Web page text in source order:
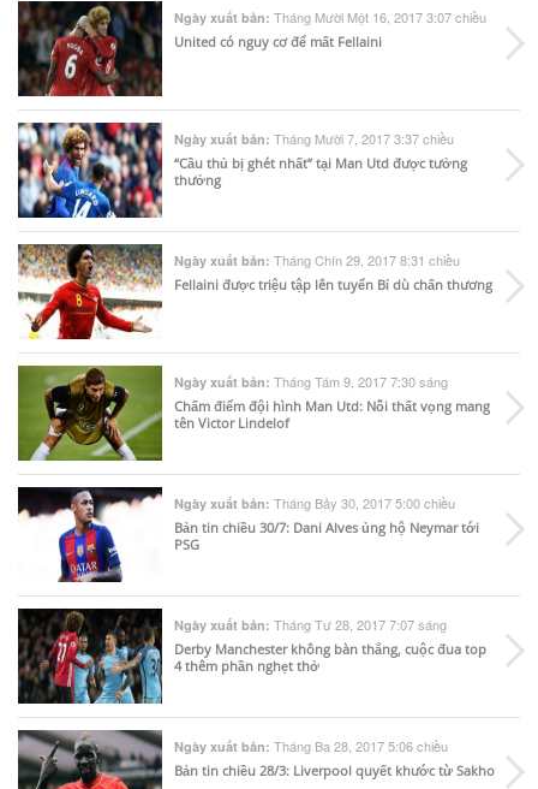
Ngày xuất bản: Tháng Mười Một 16, 2017 3:07 chiều
United có nguy cơ để mất Fellaini
Ngày xuất bản: Tháng Mười 7, 2017 3:37 chiều
“Cầu thủ bị ghét nhất” tại Man Utd được tưởng
thưởng
Ngày xuất bản: Tháng Chín 29, 2017 8:31 chiều
Fellaini được triệu tập lên tuyển Bỉ dù chấn thương
Ngày xuất bản: Tháng Tám 9, 2017 7:30 sáng
Chấm điểm đội hình Man Utd: Nỗi thất vọng mang
tên Victor Lindelof
Ngày xuất bản: Tháng Bảy 30, 2017 5:00 chiều
Bản tin chiều 30/7: Dani Alves ủng hộ Neymar tới
PSG
Ngày xuất bản: Tháng Tư 28, 2017 7:07 sáng
Derby Manchester không bàn thắng, cuộc đua top
4 thêm phần nghẹt thở
Ngày xuất bản: Tháng Ba 28, 2017 5:06 chiều
Bản tin chiều 28/3: Liverpool quyết khước từ Sakho